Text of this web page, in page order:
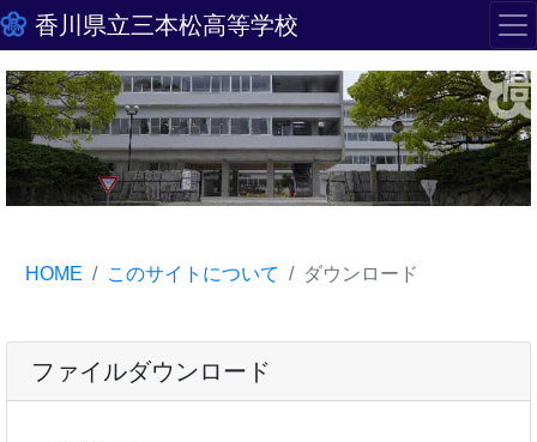
香川県立三本松高等学校
HOME このサイトについて ダウンロード
ファイルダウンロード